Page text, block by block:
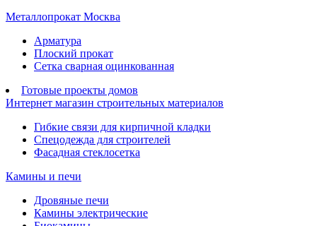
Металлопрокат Москва
Арматура
Плоский прокат
Сетка сварная оцинкованная
Готовые проекты домов
Интернет магазин строительных материалов
Гибкие связи для кирпичной кладки
Спецодежда для строителей
Фасадная стеклосетка
Камины и печи
Дровяные печи
Камины электрические